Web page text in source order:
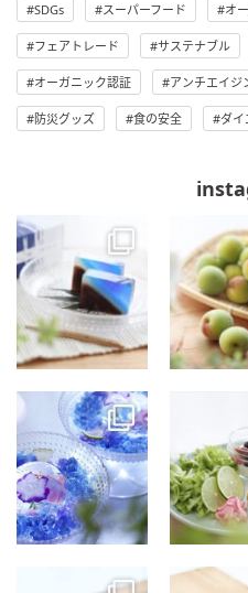
SDGs スーパーフード オ
フェアトレード サステナブル
オーガニック認証 アンチエイジ
防災グッズ 食の安全 ダイ